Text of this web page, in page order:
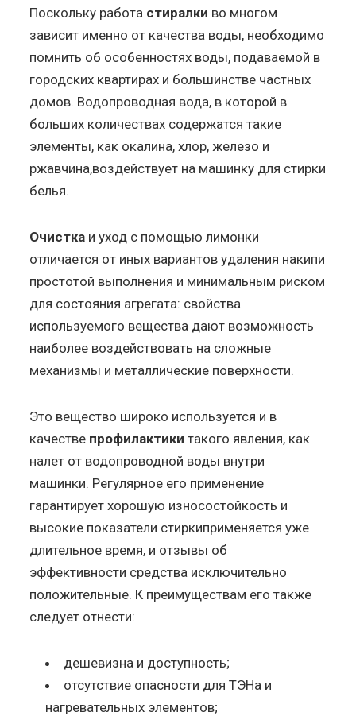
Поскольку работа стиралки во многом
зависит именно от качества воды, необходимо
помнить об особенностях воды, подаваемой в
городских квартирах и большинстве частных
домов. Водопроводная вода, в которой в
больших количествах содержатся такие
элементы, как окалина, хлор, железо и
ржавчина,воздействует на машинку для стирки
белья.
Очистка и уход с помощью лимонки
отличается от иных вариантов удаления накипи
простотой выполнения и минимальным риском
для состояния агрегата: свойства
используемого вещества дают возможность
наиболее воздействовать на сложные
механизмы и металлические поверхности.
Это вещество широко используется и в
качестве профилактики такого явления, как
налет от водопроводной воды внутри
машинки. Регулярное его применение
гарантирует хорошую износостойкость и
высокие показатели стиркиприменяется уже
длительное время, и отзывы об
эффективности средства исключительно
положительные. К преимуществам его также
следует отнести:
дешевизна и доступность;
отсутствие опасности для ТЭНа и
нагревательных элементов;